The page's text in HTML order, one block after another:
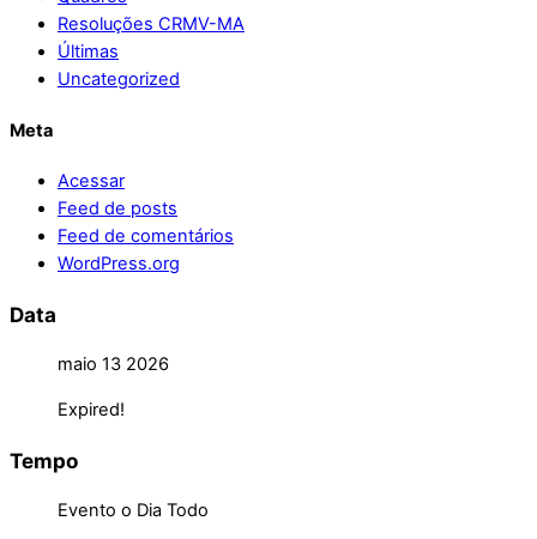
Resoluções CRMV-MA
Últimas
Uncategorized
Meta
Acessar
Feed de posts
Feed de comentários
WordPress.org
Data
maio 13 2026
Expired!
Tempo
Evento o Dia Todo